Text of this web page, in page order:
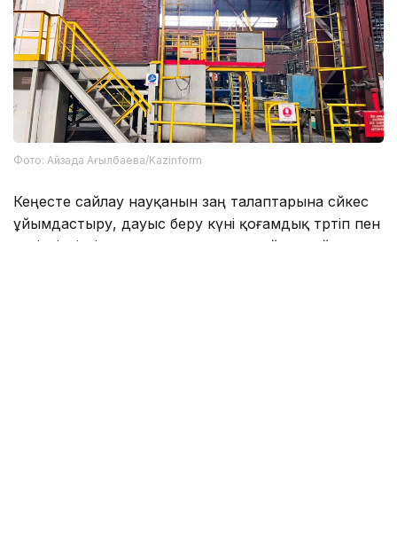
Фото: Айзада Ағылбаева/Kazinform
Кеңесте сайлау науқанын заң талаптарына сәйкес
ұйымдастыру, дауыс беру күні қоғамдық тәртіп пен
қауіпсіздікті қамтамасыз ету, сондай-ақ сайлау